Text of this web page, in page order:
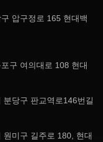
압구정로 165 현대백
구 여의대로 108 현대
당구 판교역로146번길
미구 길주로 180, 현대